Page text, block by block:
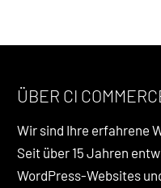
ÜBER CI
Wir sind Ihre erfahrene
Seit über 15 Jahren
WordPress-Websites